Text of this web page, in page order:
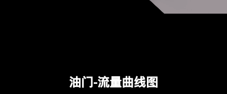
油门-流量曲线图